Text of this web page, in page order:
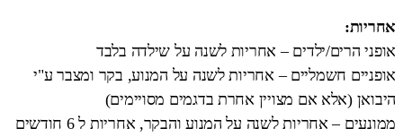
אחריות:
אופני הרים/ילדים – אחריות לשנה על שילדה בלבד
אופניים חשמליים – אחריות לשנה על המנוע, בקר ומצבר ע"י
היבואן (אלא אם מצויין אחרת בדגמים מסויימים)
ממונעים – אחריות לשנה על המנוע והבקר, אחריות ל 6 חודשים